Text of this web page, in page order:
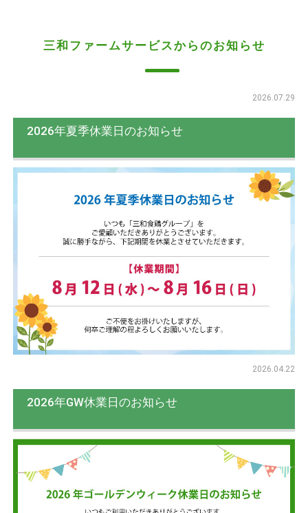
三和ファームサービスからのお知らせ
2026.07.29
2026年夏季休業日のお知らせ
2026.04.22
2026年GW休業日のお知らせ